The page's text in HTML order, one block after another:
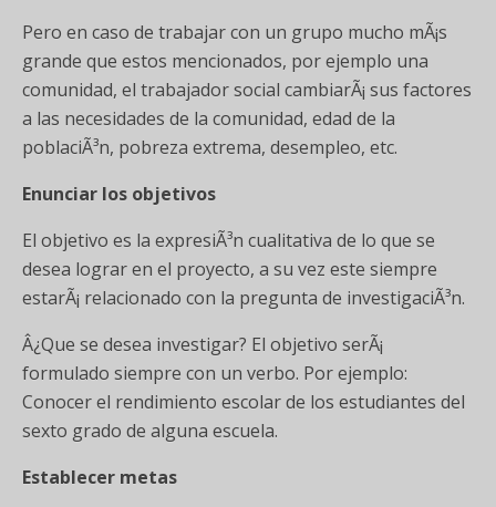
Pero en caso de trabajar con un grupo mucho mÃ¡s
grande que estos mencionados, por ejemplo una
comunidad, el trabajador social cambiarÃ¡ sus factores
a las necesidades de la comunidad, edad de la
poblaciÃ³n, pobreza extrema, desempleo, etc.
Enunciar los objetivos
El objetivo es la expresiÃ³n cualitativa de lo que se
desea lograr en el proyecto, a su vez este siempre
estarÃ¡ relacionado con la pregunta de investigaciÃ³n.
Â¿Que se desea investigar? El objetivo serÃ¡
formulado siempre con un verbo. Por ejemplo:
Conocer el rendimiento escolar de los estudiantes del
sexto grado de alguna escuela.
Establecer metas